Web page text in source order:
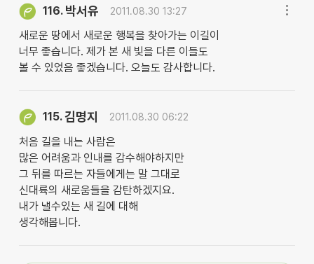
116. 박서유 2011.08.30 13:27
새로운 땅에서 새로운 행복을 찾아가는 이길이
너무 좋습니다. 제가 본 새 빛을 다른 이들도
볼 수 있었음 좋겠습니다. 오늘도 감사합니다.
115.김명지 2011.08.30 06:22
처음 길을 내는 사람은
많은 어려움과 인내를 감수해야하지만
그 뒤를 따르는 자들에게는 말 그대로
신대륙의 새로움들을 감탄하겠지요.
내가 낼수있는 새 길에 대해
생각해봅니다.